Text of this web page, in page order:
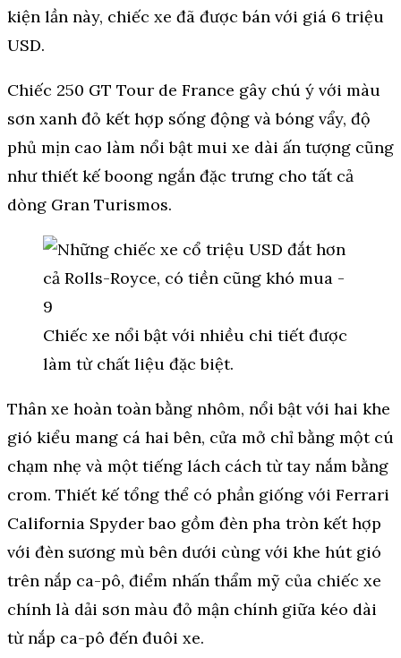
kiện lần này, chiếc xe đã được bán với giá 6 triệu
USD.
Chiếc 250 GT Tour de France gây chú ý với màu
sơn xanh đỏ kết hợp sống động và bóng vẩy, độ
phủ mịn cao làm nổi bật mui xe dài ấn tượng cũng
như thiết kế boong ngắn đặc trưng cho tất cả
dòng Gran Turismos.
Chiếc xe nổi bật với nhiều chi tiết được
làm từ chất liệu đặc biệt.
Thân xe hoàn toàn bằng nhôm, nổi bật với hai khe
gió kiểu mang cá hai bên, cửa mở chỉ bằng một cú
chạm nhẹ và một tiếng lách cách từ tay nắm bằng
crom. Thiết kế tổng thể có phần giống với Ferrari
California Spyder bao gồm đèn pha tròn kết hợp
với đèn sương mù bên dưới cùng với khe hút gió
trên nắp ca-pô, điểm nhấn thẩm mỹ của chiếc xe
chính là dải sơn màu đỏ mận chính giữa kéo dài
từ nắp ca-pô đến đuôi xe.